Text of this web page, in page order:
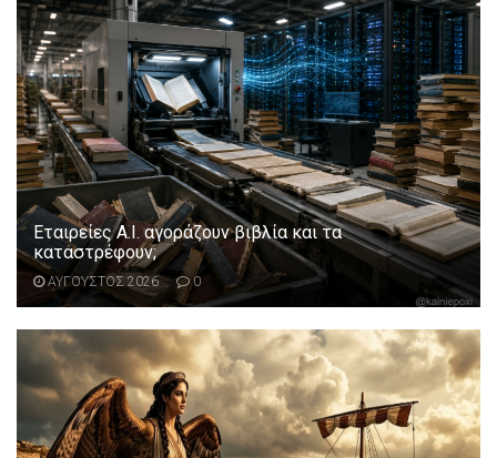
Εταιρείες Α.Ι. αγοράζουν βιβλία και τα
καταστρέφουν;
ΑΥΓΟΥΣΤΟΣ 2026 0